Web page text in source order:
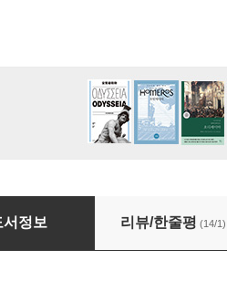
에 읽는 치유의 시 50
서정보 리뷰/한줄평 (14/1)